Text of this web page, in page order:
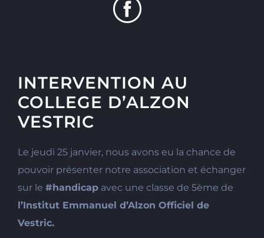
INTERVENTION AU
COLLEGE D’ALZON
VESTRIC
Le jeudi 25 janvier, nous avons eu la chance de
pouvoir présenter notre association et échanger
sur le #handicap avec une classe de 5ème de
l’Institut Emmanuel d’Alzon Officiel de
Vestric.